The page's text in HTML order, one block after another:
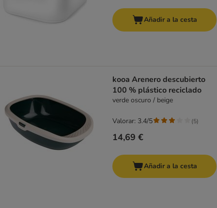
Añadir a la cesta
kooa Arenero descubierto
100 % plástico reciclado
verde oscuro / beige
14,69 €
Valorar: 3.4/5 (5)
Añadir a la cesta